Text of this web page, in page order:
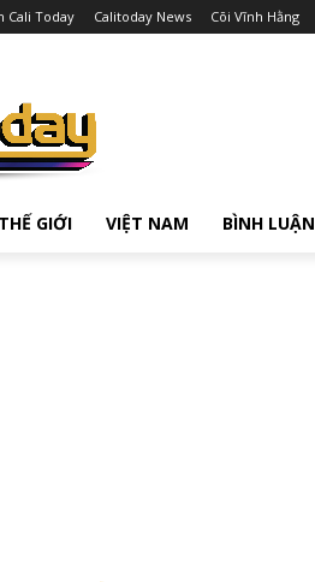
Cali Today Calitoday News Cõi Vĩnh Hằng
THẾ GIỚI VIỆT NAM BÌNH LUẬN